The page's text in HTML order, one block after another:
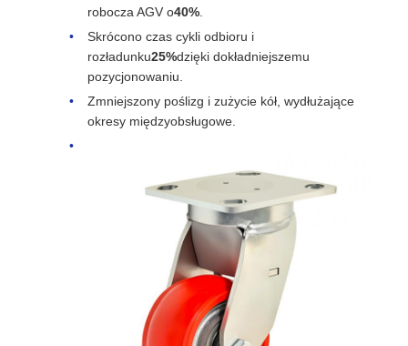
robocza AGV o40%
Skrócono czas cykli odbioru i
rozładunku25%dzięki dokładniejszemu
pozycjonowaniu.
Zmniejszony poślizg i zużycie kół, wydłużające
okresy międzyobsługowe.